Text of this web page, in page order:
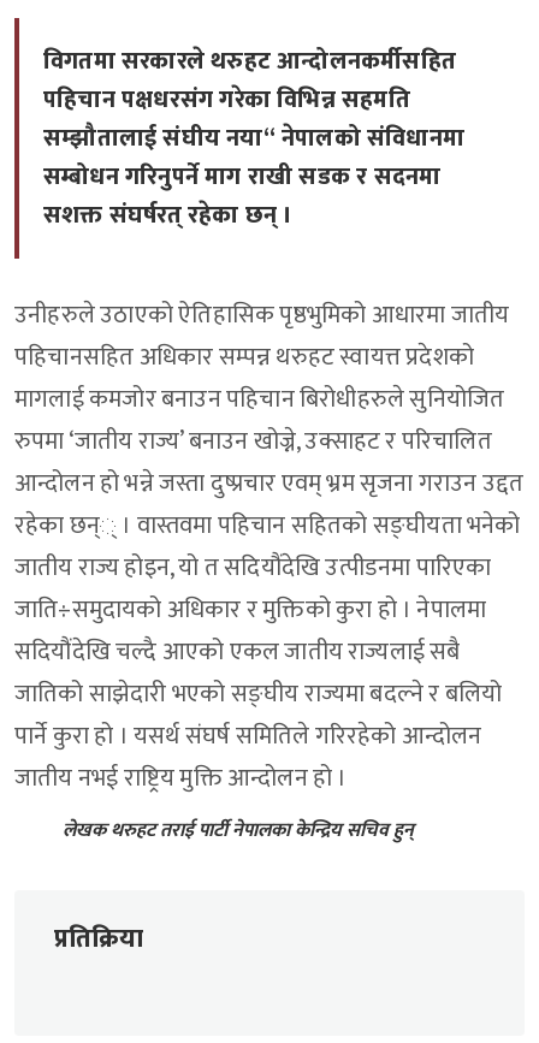
विगतमा सरकारले थरुहट आन्दोलनकर्मीसहित
पहिचान पक्षधरसंग गरेका विभिन्न सहमति
सम्झौतालाई संघीय नया“ नेपालको संविधानमा
सम्बोधन गरिनुपर्ने माग राखी सडक र सदनमा
सशक्त संघर्षरत् रहेका छन् ।
उनीहरुले उठाएको ऐतिहासिक पृष्ठभुमिको आधारमा जातीय
पहिचानसहित अधिकार सम्पन्न थरुहट स्वायत्त प्रदेशको
मागलाई कमजोर बनाउन पहिचान बिरोधीहरुले सुनियोजित
रुपमा ‘जातीय राज्य’ बनाउन खोज्ने, उक्साहट र परिचालित
आन्दोलन हो भन्ने जस्ता दुष्प्रचार एवम् भ्रम सृजना गराउन उद्दत
रहेका छन्् । वास्तवमा पहिचान सहितको सङ्घीयता भनेको
जातीय राज्य होइन, यो त सदियौंदेखि उत्पीडनमा पारिएका
जाति÷समुदायको अधिकार र मुक्तिको कुरा हो । नेपालमा
सदियौंदेखि चल्दै आएको एकल जातीय राज्यलाई सबै
जातिको साझेदारी भएको सङ्घीय राज्यमा बदल्ने र बलियो
पार्ने कुरा हो । यसर्थ संघर्ष समितिले गरिरहेको आन्दोलन
जातीय नभई राष्ट्रिय मुक्ति आन्दोलन हो ।
लेखक थरुहट तराई पार्टी नेपालका केन्द्रिय सचिव हुन्
प्रतिक्रिया